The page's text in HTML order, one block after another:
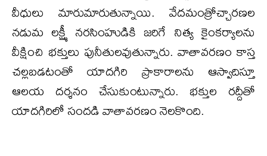
వీధులు మారుమారుతున్నాయి. వేదమంత్రోచ్చారణల
నడుమ లక్ష్మీ నరసింహుడికి జరిగే నిత్య కైంకర్యాలను
వీక్షించి భక్తులు పునీతులవుతున్నారు. వాతావరణం కాస్త
చల్లబడటంతో యాదగిరి ప్రాకారాలను ఆస్వాదిస్తూ
ఆలయ దర్శనం చేసుకుంటున్నారు. భక్తుల రద్దీతో
యాదగిరిలో సందడి వాతావరణం నెలకొంది.